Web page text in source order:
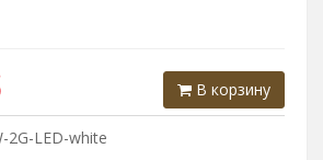
В корзину
2G-LED-white